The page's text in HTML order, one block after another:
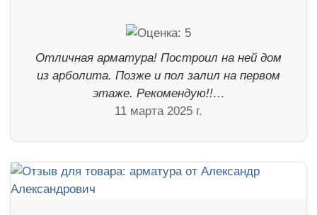
Отличная арматура! Построил на ней дом
из арболита. Позже и пол залил на первом
этаже. Рекомендую!!…
11 марта 2025 г.